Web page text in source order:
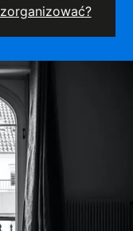
zorganizować?